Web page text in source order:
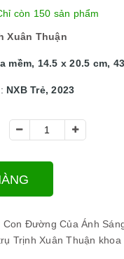
còn 150 sản phẩm
Xuân Thuận
mềm, 14.5 x 20.5 cm,
NXB Trẻ, 2023
Con Đường Của Ánh
Trịnh Xuân Thuận khoa